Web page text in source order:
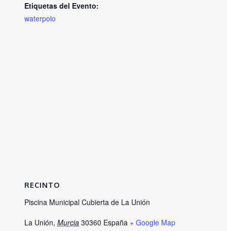
Etiquetas del Evento:
waterpolo
RECINTO
Piscina Municipal Cubierta de La Unión
La Unión, Murcia 30360 España + Google Map